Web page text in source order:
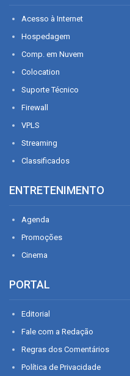
Acesso à Internet
Hospedagem
Comp. em Nuvem
Colocation
Suporte Técnico
Firewall
VPLS
Streaming
Classificados
ENTRETENIMENTO
Agenda
Promoções
Cinema
PORTAL
Editorial
Fale com a Redação
Regras dos Comentários
Política de Privacidade